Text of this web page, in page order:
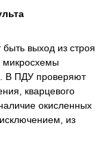
выход из строя
микросхемы
В ПДУ проверяют
кварцевого
окисленных
из